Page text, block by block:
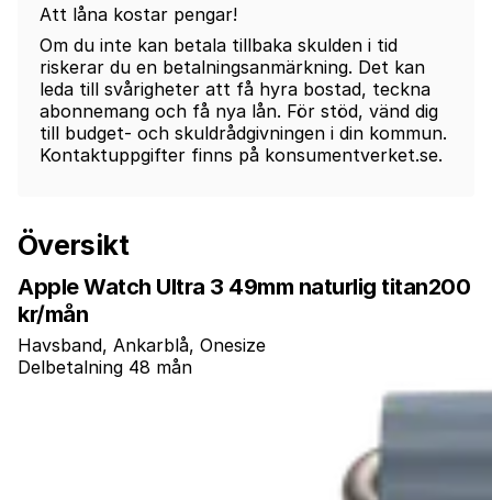
Att låna kostar pengar!
Om du inte kan betala tillbaka skulden i tid
riskerar du en betalningsanmärkning. Det kan
leda till svårigheter att få hyra bostad, teckna
abonnemang och få nya lån. För stöd, vänd dig
till budget- och skuldrådgivningen i din kommun.
Kontaktuppgifter finns på konsumentverket.se.
Översikt
Apple Watch Ultra 3 49mm naturlig titan200
kr/mån
Havsband, Ankarblå, Onesize
Delbetalning 48 mån